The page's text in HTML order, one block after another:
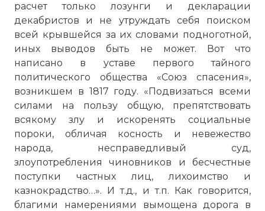
расчет только лозунги и декларации
декабристов и не утруждать себя поиском
всей крывшейся за их словами подноготной,
иных выводов быть не может. Вот что
написано в уставе первого тайного
политического общества «Союз спасения»,
возникшем в 1817 году. «Подвизаться всеми
силами на пользу общую, препятствовать
всякому злу и искоренять социальные
пороки, обличая косность и невежество
народа, несправедливый суд,
злоупотребления чиновников и бесчестные
поступки частных лиц, лихоимство и
казнокрадство…». И т.д., и т.п. Как говорится,
благими намерениями вымощена дорога в